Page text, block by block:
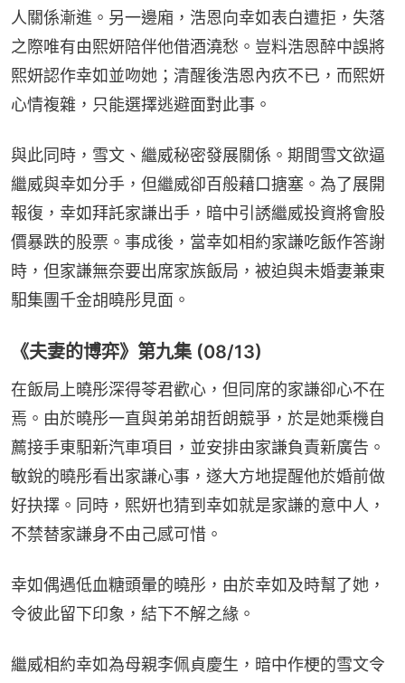
人關係漸進。另一邊廂，浩恩向幸如表白遭拒，失落
之際唯有由熙妍陪伴他借酒澆愁。豈料浩恩醉中誤將
熙妍認作幸如並吻她；清醒後浩恩內疚不已，而熙妍
心情複雜，只能選擇逃避面對此事。
與此同時，雪文、繼威秘密發展關係。期間雪文欲逼
繼威與幸如分手，但繼威卻百般藉口搪塞。為了展開
報復，幸如拜託家謙出手，暗中引誘繼威投資將會股
價暴跌的股票。事成後，當幸如相約家謙吃飯作答謝
時，但家謙無奈要出席家族飯局，被迫與未婚妻兼東
馹集團千金胡曉彤見面。
《夫妻的博弈》第九集 (08/13)
在飯局上曉彤深得苓君歡心，但同席的家謙卻心不在
焉。由於曉彤一直與弟弟胡哲朗競爭，於是她乘機自
薦接手東馹新汽車項目，並安排由家謙負責新廣告。
敏銳的曉彤看出家謙心事，遂大方地提醒他於婚前做
好抉擇。同時，熙妍也猜到幸如就是家謙的意中人，
不禁替家謙身不由己感可惜。
幸如偶遇低血糖頭暈的曉彤，由於幸如及時幫了她，
令彼此留下印象，結下不解之緣。
繼威相約幸如為母親李佩貞慶生，暗中作梗的雪文令